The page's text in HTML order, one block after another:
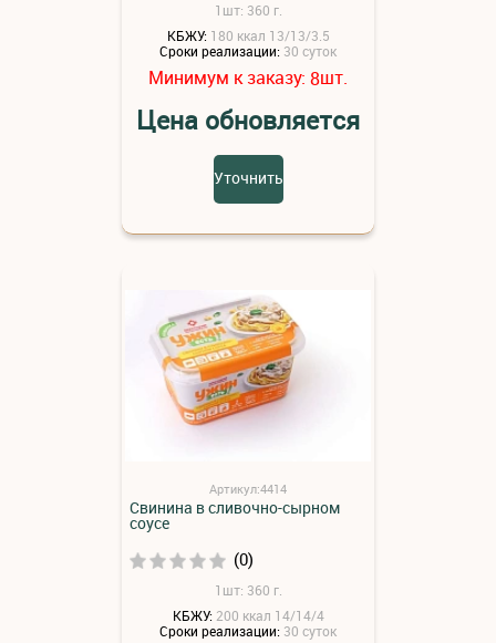
1шт: 360 г.
КБЖУ: 180 ккал 13/13/3.5
Сроки реализации: 30 суток
Минимум к заказу: 8шт.
Цена обновляется
Уточнить
Артикул:4414
Свинина в сливочно-сырном
соусе
(0)
1шт: 360 г.
КБЖУ: 200 ккал 14/14/4
Сроки реализации: 30 суток